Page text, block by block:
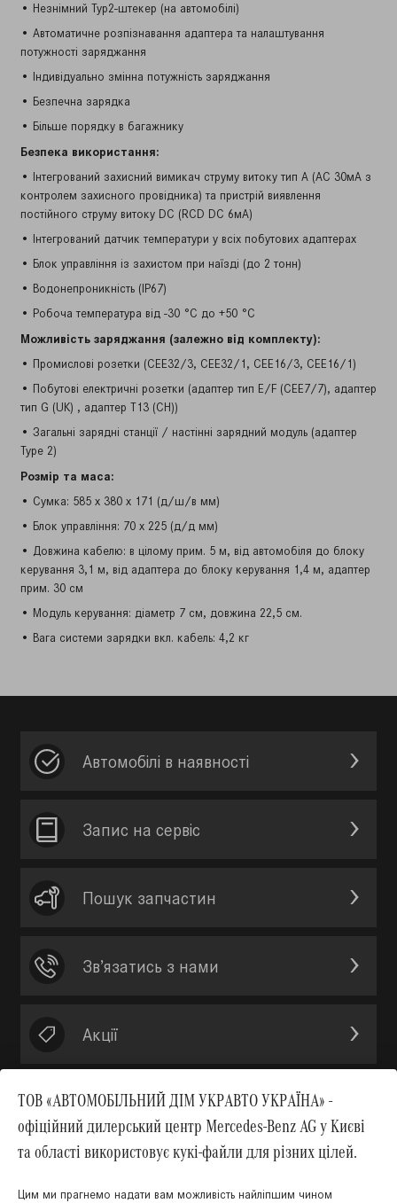
• Незнімний Typ2-штекер (на автомобілі)
• Автоматичне розпізнавання адаптера та налаштування
потужності заряджання
• Індивідуально змінна потужність заряджання
• Безпечна зарядка
• Більше порядку в багажнику
Безпека використання:
• Інтегрований захисний вимикач струму витоку тип A (AC 30мA з
контролем захисного провідника) та пристрій виявлення
постійного струму витоку DC (RCD DC 6мA)
• Інтегрований датчик температури у всіх побутових адаптерах
• Блок управління із захистом при наїзді (до 2 тонн)
• Водонепроникність (IP67)
• Робоча температура від -30 °C до +50 °C
Можливість заряджання (залежно від комплекту):
• Промислові розетки (CEE32/3, CEE32/1, CEE16/3, CEE16/1)
• Побутові електричні розетки (адаптер тип E/F (CEE7/7), адаптер
тип G (UK) , адаптер T13 (CH))
• Загальні зарядні станції / настінні зарядний модуль (адаптер
Typе 2)
Розмір та маса:
• Сумка: 585 x 380 x 171 (д/ш/в мм)
• Блок управління: 70 x 225 (д/д мм)
• Довжина кабелю: в цілому прим. 5 м, від автомобіля до блоку
керування 3,1 м, від адаптера до блоку керування 1,4 м, адаптер
прим. 30 см
• Модуль керування: діаметр 7 см, довжина 22,5 см.
• Вага системи зарядки вкл. кабель: 4,2 кг
ТОВ «АВТОМОБІЛЬНИЙ ДІМ УКРАВТО УКРАЇНА» -
офіційний дилерський центр Mercedes-Benz AG у Києві
та області використовує кукі-файли для різних цілей.
Цим ми прагнемо надати вам можливість найліпшим чином
Автомобілі в наявності
Запис на сервic
Пошук запчастин
Зв’язатись з нами
Акції
Вгору